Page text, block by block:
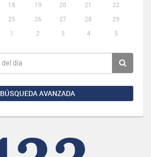
18 19 20 21
22
25 26 27 28
29
1 2 3 4 5
BÚSQUEDA AVANZADA